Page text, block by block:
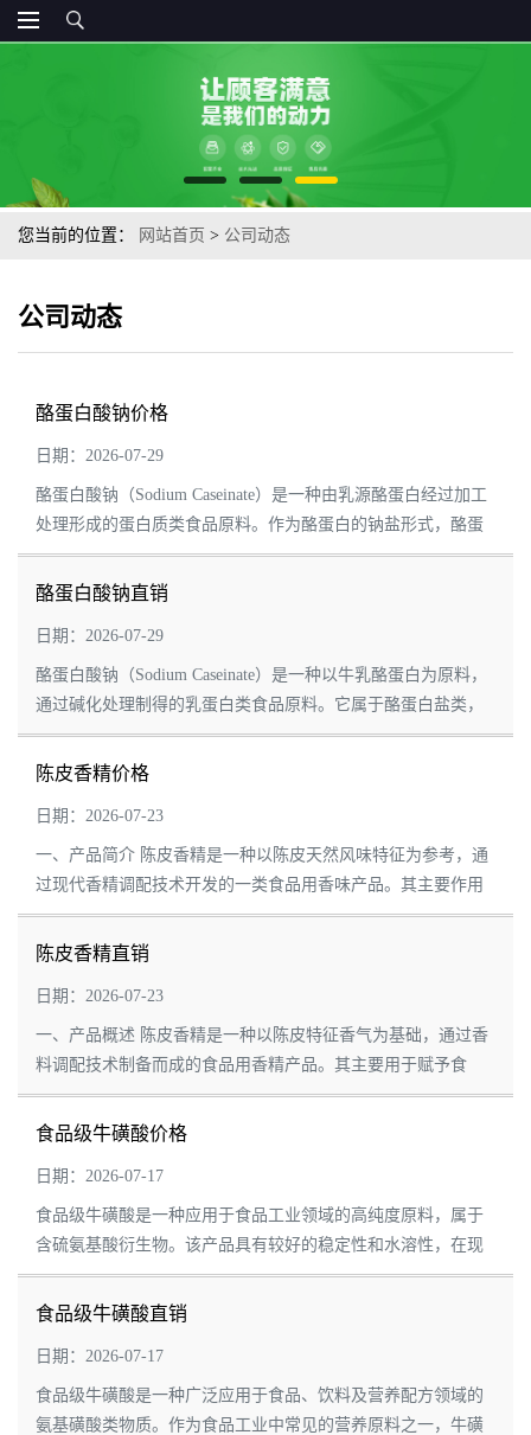
您当前的位置： 网站首页 > 公司动态
公司动态
酪蛋白酸钠价格
日期：2026-07-29
酪蛋白酸钠（Sodium Caseinate）是一种由乳源酪蛋白经过加工
处理形成的蛋白质类食品原料。作为酪蛋白的钠盐形式，酪蛋
白酸钠具有较好的水分散性和加工适应性，是食品工业中常见
的乳蛋白配料。 该产品通常以粉末形式...
酪蛋白酸钠直销
日期：2026-07-29
酪蛋白酸钠（Sodium Caseinate）是一种以牛乳酪蛋白为原料，
通过碱化处理制得的乳蛋白类食品原料。它属于酪蛋白盐类，
是乳制品加工过程中常用的蛋白质配料之一。 酪蛋白酸钠具有
良好的分散性、乳化性和成膜特性，在...
陈皮香精价格
日期：2026-07-23
一、产品简介 陈皮香精是一种以陈皮天然风味特征为参考，通
过现代香精调配技术开发的一类食品用香味产品。其主要作用
是在食品体系中提供具有陈皮特色的香气表现，使产品呈现柑
橘类清香、果皮芳香以及成熟果香等风味...
陈皮香精直销
日期：2026-07-23
一、产品概述 陈皮香精是一种以陈皮特征香气为基础，通过香
料调配技术制备而成的食品用香精产品。其主要用于赋予食
品、饮料及相关产品自然、协调的陈皮风味，模拟或强化传统
陈皮所具有的清香、果香及微苦回甘的香气...
食品级牛磺酸价格
日期：2026-07-17
食品级牛磺酸是一种应用于食品工业领域的高纯度原料，属于
含硫氨基酸衍生物。该产品具有较好的稳定性和水溶性，在现
代食品加工、饮料制造及营养配方设计中具有较高的应用价
值。 随着食品行业对原料品质和配方多样性...
食品级牛磺酸直销
日期：2026-07-17
食品级牛磺酸是一种广泛应用于食品、饮料及营养配方领域的
氨基磺酸类物质。作为食品工业中常见的营养原料之一，牛磺